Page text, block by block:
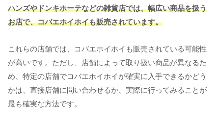
ハンズやドンキホーテなどの雑貨店では、幅広い商品を扱う
お店で、コバエホイホイも販売されています。
これらの店舗では、コバエホイホイも販売されている可能性
が高いです。ただし、店舗によって取り扱い商品が異なるた
め、特定の店舗でコバエホイホイが確実に入手できるかどう
かは、直接店舗に問い合わせるか、実際に行ってみることが
最も確実な方法です。